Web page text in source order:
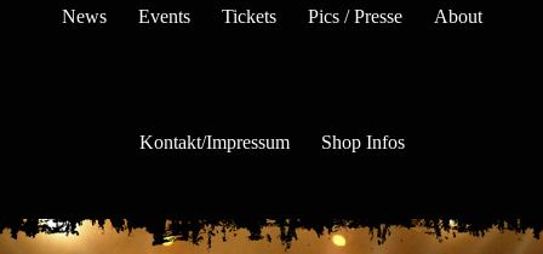
News Events Tickets Pics / Presse About
Kontakt/Impressum Shop Infos